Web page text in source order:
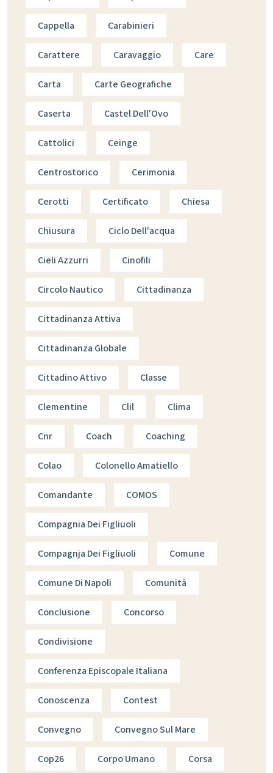
Cappella Carabinieri
Carattere Caravaggio Care
Carta Carte Geografiche
Caserta Castel Dell'Ovo
Cattolici Ceinge
Centrostorico Cerimonia
Cerotti Certificato Chiesa
Chiusura Ciclo Dell'acqua
Cieli Azzurri Cinofili
Circolo Nautico Cittadinanza
Cittadinanza Attiva
Cittadinanza Globale
Cittadino Attivo Classe
Clementine Clil Clima
Cnr Coach Coaching
Colao Colonello Amatiello
Comandante COMOS
Compagnia Dei Figliuoli
Compagnja Dei Figliuoli Comune
Comune Di Napoli Comunità
Conclusione Concorso
Condivisione
Conferenza Episcopale Italiana
Conoscenza Contest
Convegno Convegno Sul Mare
Cop26 Corpo Umano Corsa